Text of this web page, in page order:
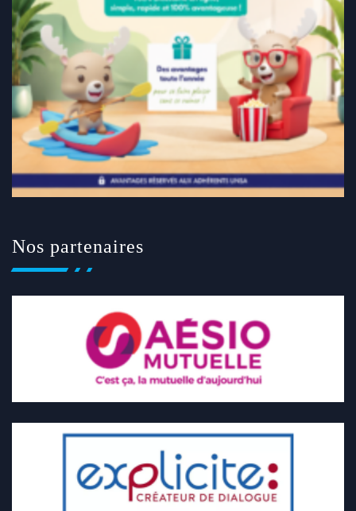
Nos partenaires